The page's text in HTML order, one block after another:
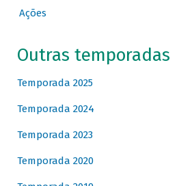
Ações
Outras temporadas
Temporada 2025
Temporada 2024
Temporada 2023
Temporada 2020